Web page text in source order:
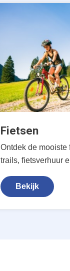
Fietsen
Ontdek de mooiste
trails, fietsverhuur
Bekijk